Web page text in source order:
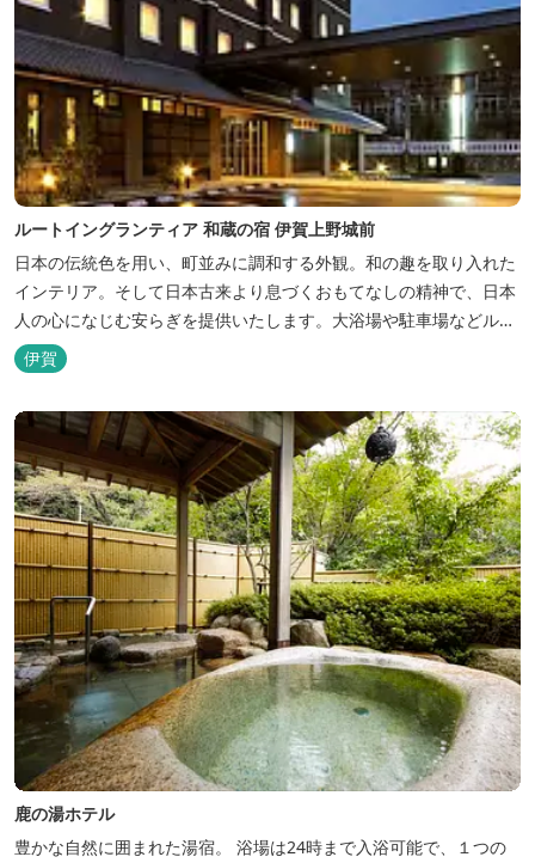
ルートイングランティア 和蔵の宿 伊賀上野城前
日本の伝統色を用い、町並みに調和する外観。和の趣を取り入れた
インテリア。そして日本古来より息づくおもてなしの精神で、日本
人の心になじむ安らぎを提供いたします。大浴場や駐車場などルー
トインホテルズの機能性や利便性はそのままに、穏やかな和のニュ
アンスを湛えた空間は、ビジネスにも観光にも、幅広くお役立てい
ただけるホテルです。
伊賀
鹿の湯ホテル
豊かな自然に囲まれた湯宿。 浴場は24時まで入浴可能で、１つの